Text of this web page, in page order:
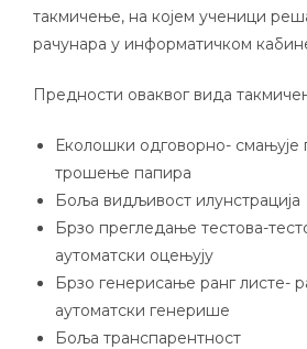
такмичење, на којем ученици
рачунара у информатичком
Предности оваквог вида
Еколошки одговорно- смањује
трошење папира
Боља видљивост илунстрација
Брзо прегледање тестова-
аутоматски оцењују
Брзо генерисање ранг листе-
аутоматски генерише
Боља транспарентност